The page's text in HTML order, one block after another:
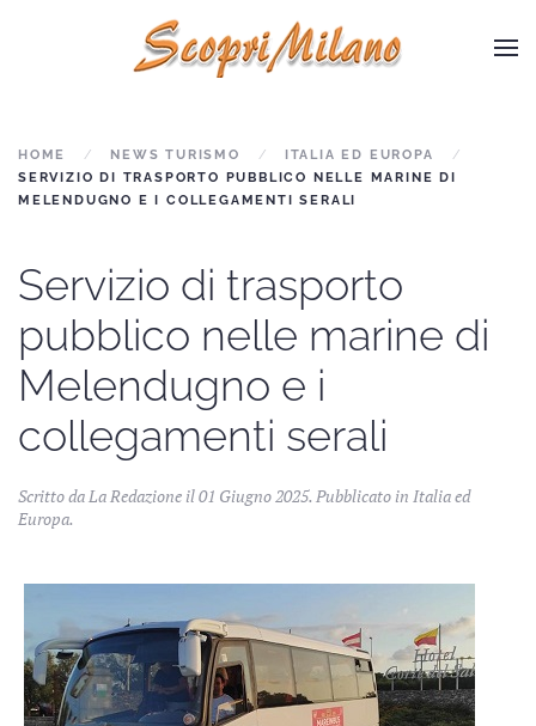
Skip to main content
HOME NEWS TURISMO
ITALIA ED EUROPA
SERVIZIO DI TRASPORTO PUBBLICO NELLE MARINE DI
MELENDUGNO E I COLLEGAMENTI SERALI
Servizio di trasporto
pubblico nelle marine di
Melendugno e i
collegamenti serali
Scritto da La Redazione il01 Giugno 2025. Pubblicato in Italia ed
Europa.